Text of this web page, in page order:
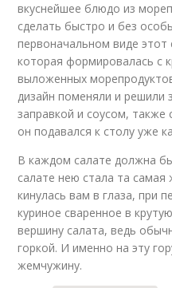
вкуснейшее блюдо из
сделать быстро и без
первоначальном виде этот
которая формировалась с
выложенных
дизайн поменяли и решили
заправкой и соусом, также
он подавался к столу уже
В каждом салате должна
салате нею стала та
кинулась вам в глаза, при
куриное сваренное в
вершину салата, ведь
горкой. И именно на эту
жемчужину.